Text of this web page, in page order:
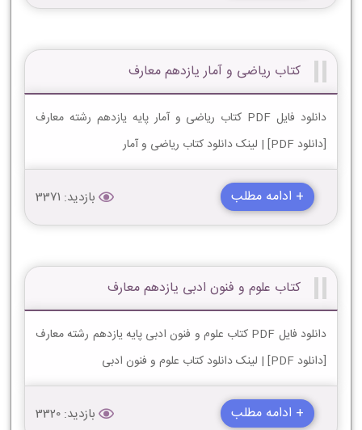
کتاب ریاضی و آمار یازدهم معارف
دانلود فایل PDF کتاب ریاضی و آمار پایه یازدهم رشته معارف
[دانلود PDF] | لینک دانلود کتاب ریاضی و آمار
+ ادامه مطلب بازدید: 3371
کتاب علوم و فنون ادبی یازدهم معارف
دانلود فایل PDF کتاب علوم و فنون ادبی پایه یازدهم رشته معارف
[دانلود PDF] | لینک دانلود کتاب علوم و فنون ادبی
+ ادامه مطلب بازدید: 3320